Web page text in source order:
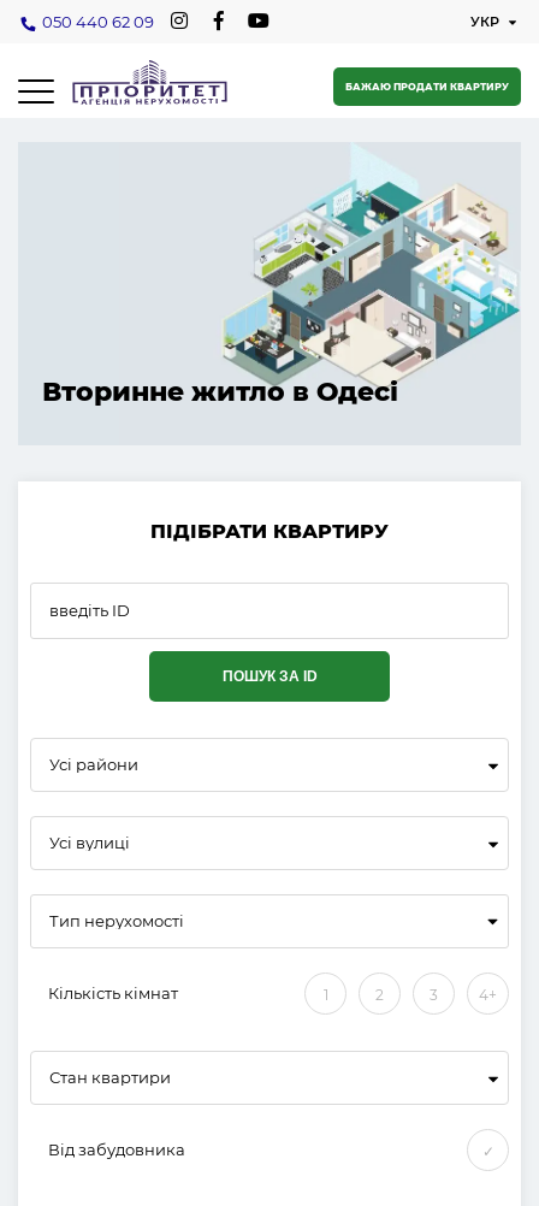
050 440 62 09
БАЖАЮ ПРОДАТИ КВАРТИРУ
Вторинне житло в Одесі
ПІДІБРАТИ КВАРТИРУ
ПОШУК ЗА ID
Усі райони
Усі вулиці
Кількість кімнат 1 2 3 4+
Стан квартири
Від забудовника ✓